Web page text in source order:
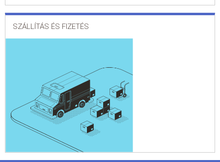
SZÁLLÍTÁS ÉS FIZETÉS